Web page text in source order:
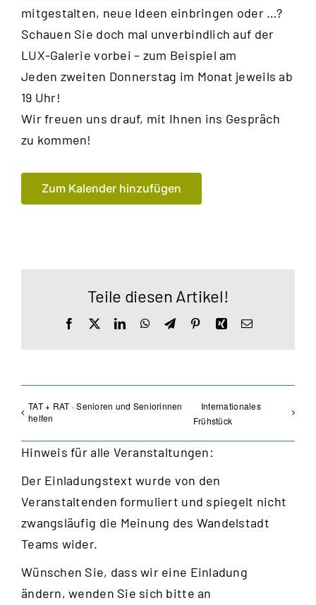
mitgestalten, neue Ideen einbringen oder …?
Schauen Sie doch mal unverbindlich auf der
LUX-Galerie vorbei – zum Beispiel am
Jeden zweiten Donnerstag im Monat jeweils ab
19 Uhr!
Wir freuen uns drauf, mit Ihnen ins Gespräch
zu kommen!
Zum Kalender hinzufügen
Teile diesen Artikel!
Facebook LinkedInWhatsApp
TelegramPinterestXingE-
TAT + RAT · Senioren und Seniorinnen
helfen
Internationales
Frühstück
Hinweis für alle Veranstaltungen:
Der Einladungstext wurde von den
Veranstaltenden formuliert und spiegelt nicht
zwangsläufig die Meinung des Wandelstadt
Teams wider.
Wünschen Sie, dass wir eine Einladung
ändern, wenden Sie sich bitte an